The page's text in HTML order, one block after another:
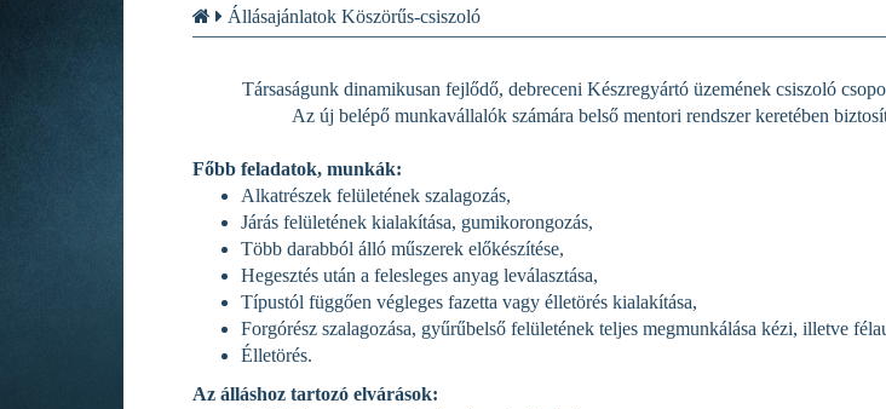
Állásajánlatok Köszörűs-csiszoló
Társaságunk dinamikusan fejlődő, debreceni Készregyártó üzemének csiszoló
Az új belépő munkavállalók számára belső mentori rendszer keretében
Főbb feladatok, munkák:
Alkatrészek felületének szalagozás,
Járás felületének kialakítása, gumikorongozás,
Több darabból álló műszerek előkészítése,
Hegesztés után a felesleges anyag leválasztása,
Típustól függően végleges fazetta vagy élletörés kialakítása,
Forgórész szalagozása, gyűrűbelső felületének teljes megmunkálása kézi, illetve
Élletörés.
Az álláshoz tartozó elvárások: